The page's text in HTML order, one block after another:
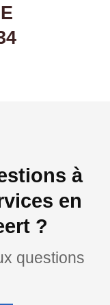
à
en
?
questions